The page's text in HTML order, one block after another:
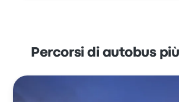
Percorsi di autobus